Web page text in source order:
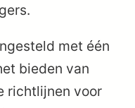
met één
bieden van
richtlijnen voor